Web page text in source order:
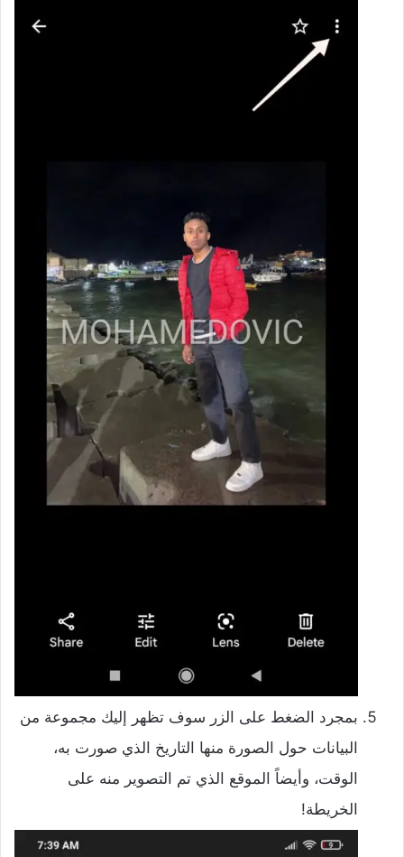
بمجرد الضغط على الزر سوف تظهر إليك مجموعة من
البيانات حول الصورة منها التاريخ الذي صورت به،
الوقت، وأيضاً الموقع الذي تم التصوير منه على
الخريطة!